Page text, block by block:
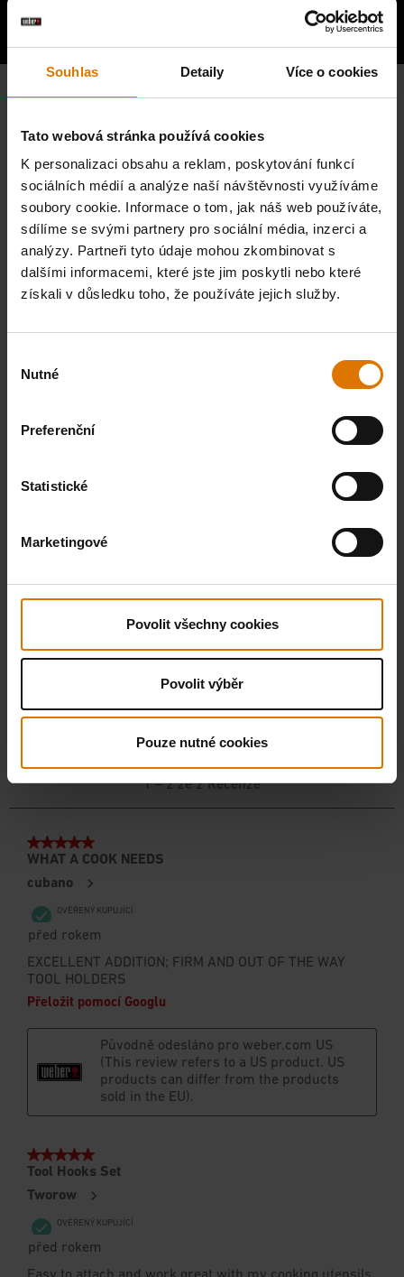
Souhlas Detaily Více o cookies
Tato webová stránka používá cookies
K personalizaci obsahu a reklam, poskytování funkcí
sociálních médií a analýze naší návštěvnosti využíváme
soubory cookie. Informace o tom, jak náš web používáte,
sdílíme se svými partnery pro sociální média, inzerci a
analýzy. Partneři tyto údaje mohou zkombinovat s
dalšími informacemi, které jste jim poskytli nebo které
získali v důsledku toho, že používáte jejich služby.
souhlasu
Nutné
Preferenční
Statistické
Marketingové
Povolit všechny cookies
Povolit výběr
Pouze nutné cookies